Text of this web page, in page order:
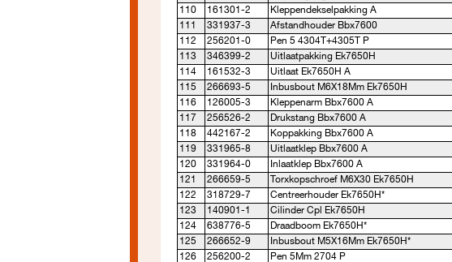
110
161301-2
Kleppendekselpakking A
111
331937-3
Afstandhouder Bbx7600
112
256201-0
Pen 5 4304T+4305T P
113
346399-2
Uitlaatpakking Ek7650H
114
161532-3
Uitlaat Ek7650H A
115
266693-5
Inbusbout M6X18Mm Ek7650H
116
126005-3
Kleppenarm Bbx7600 A
117
256526-2
Drukstang Bbx7600 A
118
442167-2
Koppakking Bbx7600 A
119
331965-8
Uitlaatklep Bbx7600 A
120
331964-0
Inlaatklep Bbx7600 A
121
266659-5
Torxkopschroef M6X30 Ek7650H
122
318729-7
Centreerhouder Ek7650H*
123
140901-1
Cilinder Cpl Ek7650H
124
638776-5
Draadboom Ek7650H*
125
266652-9
Inbusbout M5X16Mm Ek7650H*
126
256200-2
Pen 5Mm 2704 P